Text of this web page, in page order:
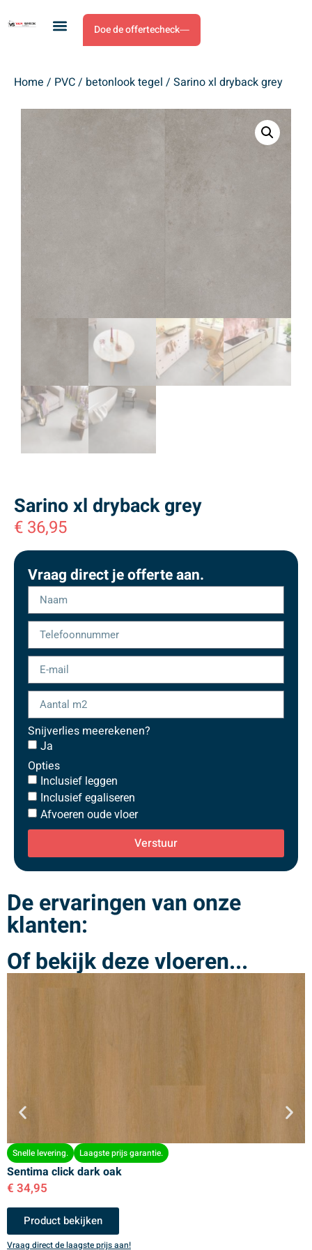
Doe de offertecheck
Home / PVC/ betonlook tegel / Sarino xl dryback grey
Sarino xl dryback grey
€ 36,95
Vraag direct je offerte aan.
Snijverlies meerekenen?
Ja
Opties
Inclusief leggen
Inclusief egaliseren
Afvoeren oude vloer
Verstuur
De ervaringen van onze
klanten:
Of bekijk deze vloeren...
Snelle levering. Laagste prijs garantie.
Sentima click dark oak
€ 34,95
Product bekijken
Vraag direct de laagste prijs aan!